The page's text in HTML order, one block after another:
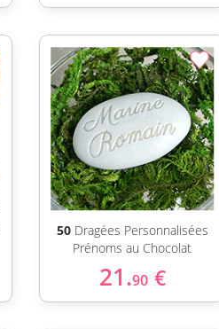
50Dragées Personnalisées
Prénoms au Chocolat
21.90 €